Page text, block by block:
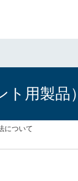
用製品）
について